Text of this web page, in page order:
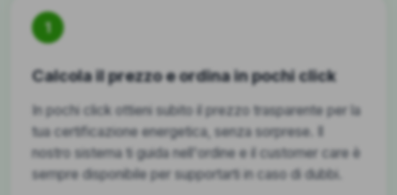
1
Calcola il prezzo e ordina in pochi click
In pochi click ottieni subito il prezzo trasparente per la
tua certificazione energetica, senza sorprese. Il
nostro sistema ti guida nell'ordine e il customer care è
sempre disponibile per supportarti in caso di dubbi.